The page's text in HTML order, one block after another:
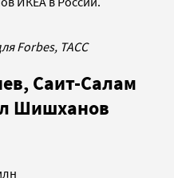
Forbes, ТАСС
Саит-Салам
Шишханов